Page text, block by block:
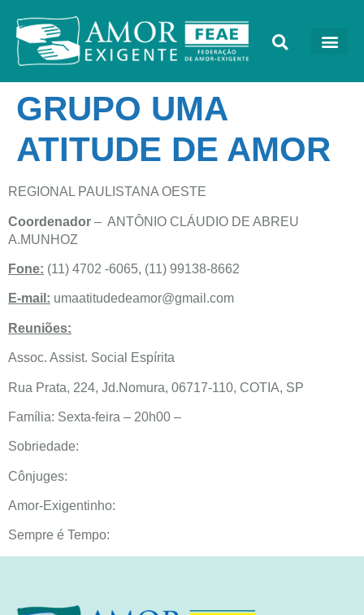
GRUPO UMA
ATITUDE DE AMOR
REGIONAL PAULISTANA OESTE
Coordenador – ANTÔNIO CLÁUDIO DE ABREU
A.MUNHOZ
Fone: (11) 4702 -6065, (11) 99138-8662
E-mail: umaatitudedeamor@gmail.com
Reuniões:
Assoc. Assist. Social Espírita
Rua Prata, 224, Jd.Nomura, 06717-110, COTIA, SP
Família: Sexta-feira – 20h00 –
Sobriedade:
Cônjuges:
Amor-Exigentinho:
Sempre é Tempo: